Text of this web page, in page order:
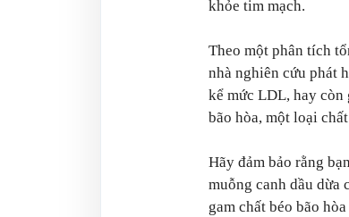
khỏe tim mạch.
Theo một phân tích
nhà nghiên cứu phát
kể mức LDL, hay
bão hòa, một loại
Hãy đảm bảo rằng
muỗng canh dầu dừa
gam chất béo bão